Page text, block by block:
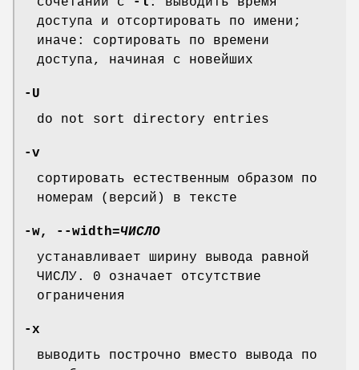
доступа и отсортировать по имени;
иначе: сортировать по времени
доступа, начиная с новейших
-U
do not sort directory entries
-v
сортировать естественным образом по
номерам (версий) в тексте
-w, --width=ЧИСЛО
устанавливает ширину вывода равной
ЧИСЛУ. 0 означает отсутствие
ограничения
-x
выводить построчно вместо вывода по